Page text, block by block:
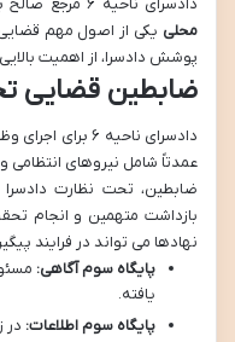
محلی یکی از اصول مهم
پوشش دادسرا، از اهمیت
ضابطین قضایی
دادسرای ناحیه ۶
عمدتاً شامل نیروهای انتظامی
ضابطین، تحت نظارت
بازداشت متهمین و انجام
نهادها می تواند در فرایند
پایگاه سوم آگاهی:
یافته.
پایگاه سوم اطلاعات: در